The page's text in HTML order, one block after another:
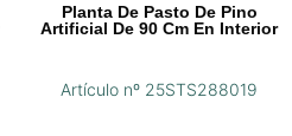
Planta De Pasto De Pino
Artificial De 90 Cm En Interior
Artículo nº 25STS288019